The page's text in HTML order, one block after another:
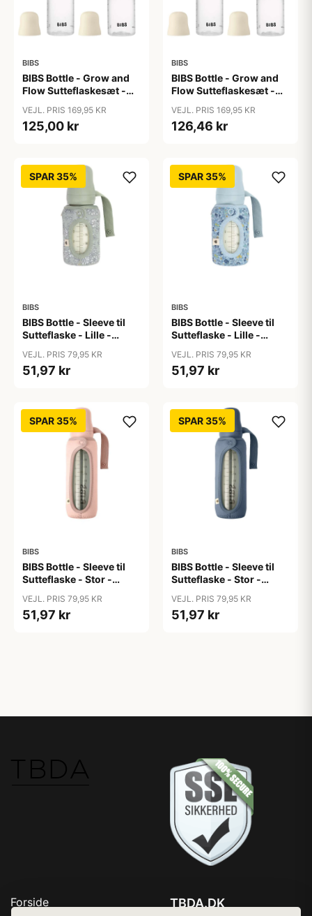
BIBS
BIBS Bottle - Grow and
Flow Sutteflaskesæt -
Naturgummi/Rund -
150ml/270ml - 2-Pak -
VEJL. PRIS 169,95 KR
125,00 kr
BIBS
BIBS Bottle - Grow and
Flow Sutteflaskesæt -
150ml/270ml - 2-Pak -
Ivory
VEJL. PRIS 169,95 KR
126,46 kr
SPAR 35%
BIBS
BIBS Bottle - Sleeve til
Sutteflaske - Lille -
VEJL. PRIS 79,95 KR
51,97 kr
SPAR 35%
BIBS
BIBS Bottle - Sleeve til
Sutteflaske - Lille -
Lawn/Baby Blue
VEJL. PRIS 79,95 KR
51,97 kr
SPAR 35%
BIBS
BIBS Bottle - Sleeve til
Sutteflaske - Stor -
VEJL. PRIS 79,95 KR
51,97 kr
SPAR 35%
BIBS
BIBS Bottle - Sleeve til
Sutteflaske - Stor -
VEJL. PRIS 79,95 KR
51,97 kr
Forside
TBDA.DK